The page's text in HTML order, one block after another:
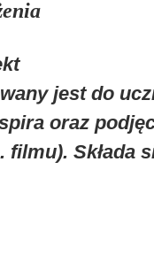
jest do
oraz
filmu). Składa